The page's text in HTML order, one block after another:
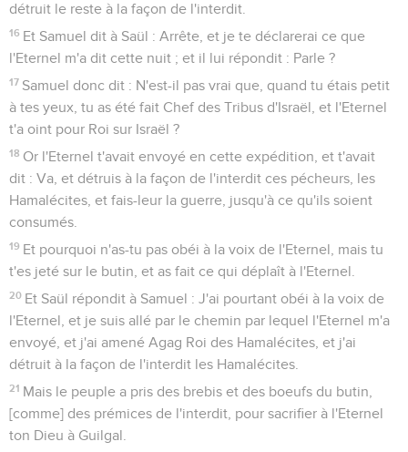
détruit le reste à la façon de l'interdit.
16 Et Samuel dit à Saül : Arrête, et je te déclarerai ce que
l'Eternel m'a dit cette nuit ; et il lui répondit : Parle ?
17 Samuel donc dit : N'est-il pas vrai que, quand tu étais petit
à tes yeux, tu as été fait Chef des Tribus d'Israël, et l'Eternel
t'a oint pour Roi sur Israël ?
18 Or l'Eternel t'avait envoyé en cette expédition, et t'avait
dit : Va, et détruis à la façon de l'interdit ces pécheurs, les
Hamalécites, et fais-leur la guerre, jusqu'à ce qu'ils soient
consumés.
19 Et pourquoi n'as-tu pas obéi à la voix de l'Eternel, mais tu
t'es jeté sur le butin, et as fait ce qui déplaît à l'Eternel.
20 Et Saül répondit à Samuel : J'ai pourtant obéi à la voix de
l'Eternel, et je suis allé par le chemin par lequel l'Eternel m'a
envoyé, et j'ai amené Agag Roi des Hamalécites, et j'ai
détruit à la façon de l'interdit les Hamalécites.
21 Mais le peuple a pris des brebis et des boeufs du butin,
[comme] des prémices de l'interdit, pour sacrifier à l'Eternel
ton Dieu à Guilgal.